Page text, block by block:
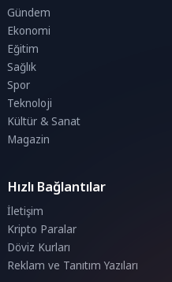
Gündem
Ekonomi
Eğitim
Sağlık
Spor
Teknoloji
Kültür & Sanat
Magazin
Hızlı Bağlantılar
İletişim
Kripto Paralar
Döviz Kurları
Reklam ve Tanıtım Yazıları